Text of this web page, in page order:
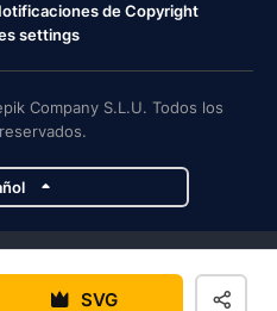
SVG
de Copyright
settings
Company S.L.U. Todos los